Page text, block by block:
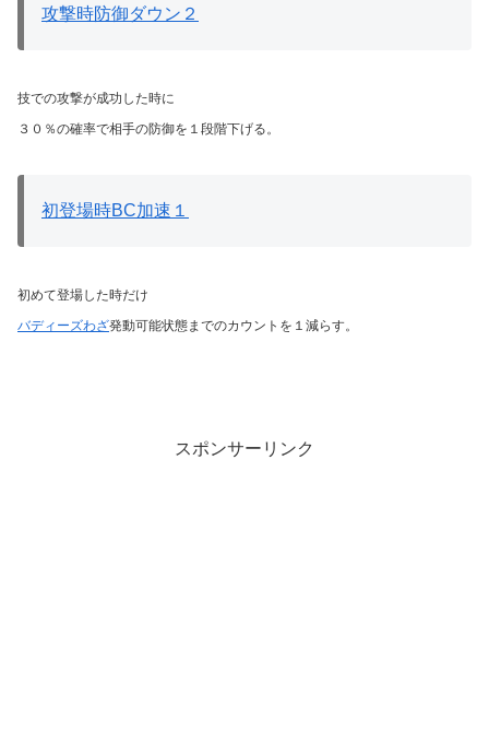
攻撃時防御ダウン２
技での攻撃が成功した時に
３０％の確率で相手の防御を１段階下げる。
初登場時BC加速１
初めて登場した時だけ
バディーズわざ発動可能状態までのカウントを１減らす。
スポンサーリンク